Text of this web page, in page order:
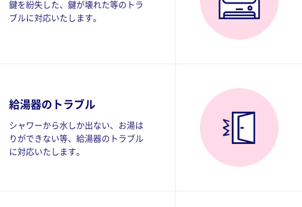
鍵を紛失した、鍵が壊れた等のトラ
ブルに対応いたします。
給湯器のトラブル
シャワーから水しか出ない、お湯は
りができない等、給湯器のトラブル
に対応いたします。